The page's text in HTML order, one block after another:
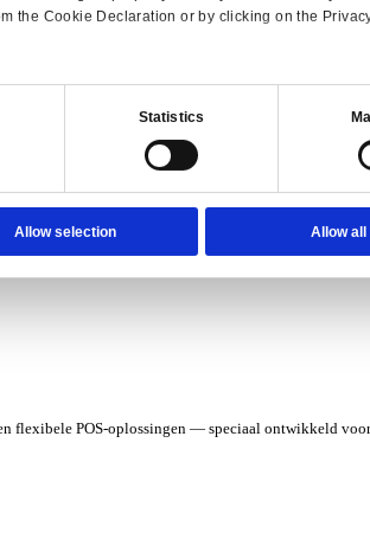
grip geeft op elk contract, asset en aanvraag.
aftermarketbedrijf in topvorm houden.